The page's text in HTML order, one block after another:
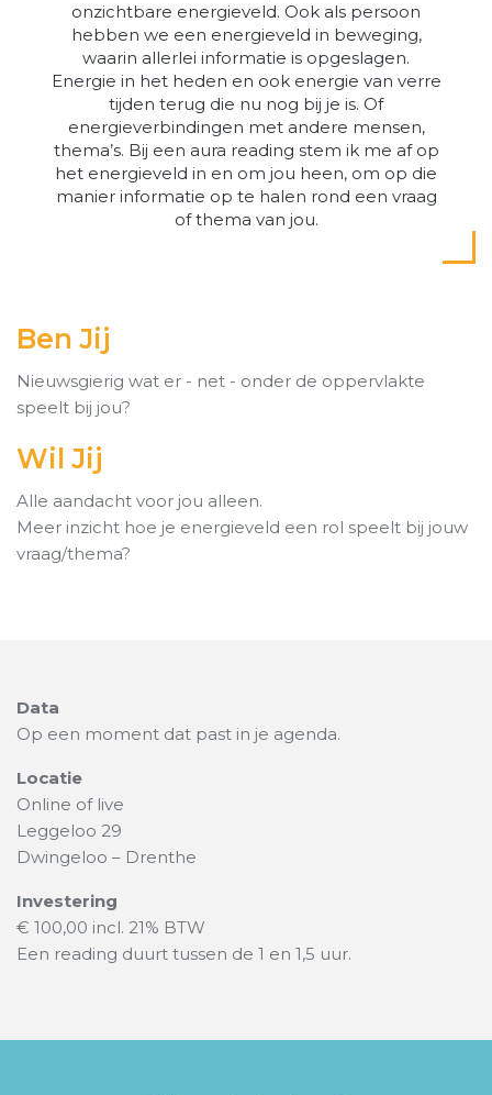
onzichtbare energieveld. Ook als persoon
hebben we een energieveld in beweging,
waarin allerlei informatie is opgeslagen.
Energie in het heden en ook energie van verre
tijden terug die nu nog bij je is. Of
energieverbindingen met andere mensen,
thema’s. Bij een aura reading stem ik me af op
het energieveld in en om jou heen, om op die
manier informatie op te halen rond een vraag
of thema van jou.
Ben Jij
Nieuwsgierig wat er - net - onder de oppervlakte
speelt bij jou?
Wil Jij
Alle aandacht voor jou alleen.
Meer inzicht hoe je energieveld een rol speelt bij jouw
vraag/thema?
Data
Op een moment dat past in je agenda.
Locatie
Online of live
Leggeloo 29
Dwingeloo – Drenthe
Investering
€ 100,00 incl. 21% BTW
Een reading duurt tussen de 1 en 1,5 uur.